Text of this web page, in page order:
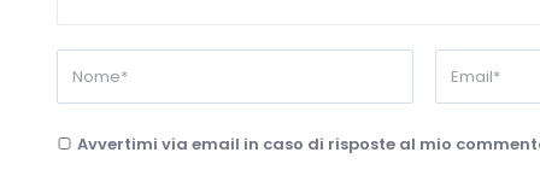
Avvertimi via email in caso di risposte al mio